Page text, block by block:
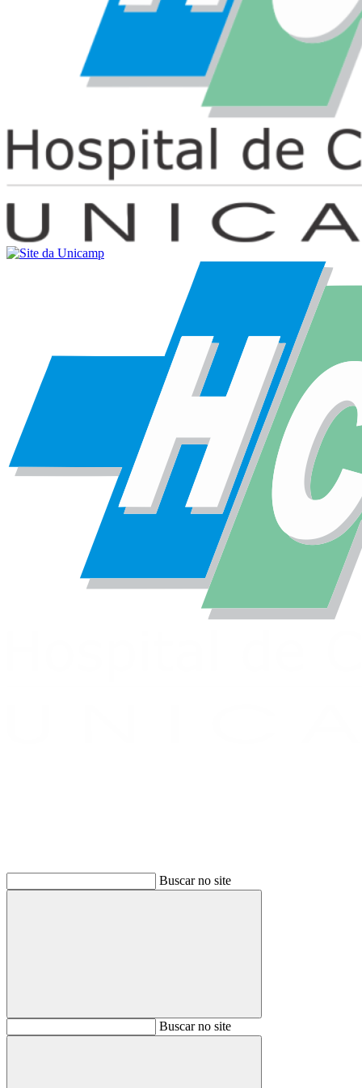
Buscar no site
BuscarBuscar no site